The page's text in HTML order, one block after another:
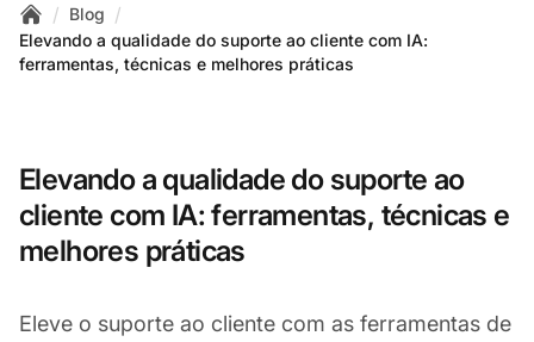
Home
/ Blog /
Elevando a qualidade do suporte ao cliente com IA:
ferramentas, técnicas e melhores práticas
Elevando a qualidade do suporte ao
cliente com IA: ferramentas, técnicas e
melhores práticas
Eleve o suporte ao cliente com as ferramentas de